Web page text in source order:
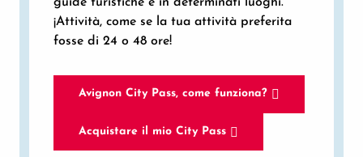
¡Attività, come se la tua attività preferita
fosse di 24 o 48 ore!
Avignon City Pass, come funziona?
Acquistare il mio City Pass